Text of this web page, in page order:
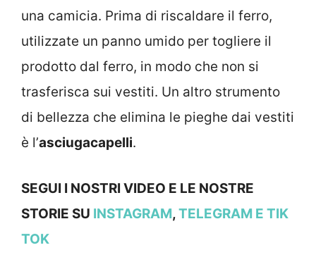
una camicia. Prima di riscaldare il ferro,
utilizzate un panno umido per togliere il
prodotto dal ferro, in modo che non si
trasferisca sui vestiti. Un altro strumento
di bellezza che elimina le pieghe dai vestiti
è l’asciugacapelli.
SEGUI I NOSTRI VIDEO E LE NOSTRE
STORIE SU INSTAGRAM,TELEGRAM E TIK
TOK